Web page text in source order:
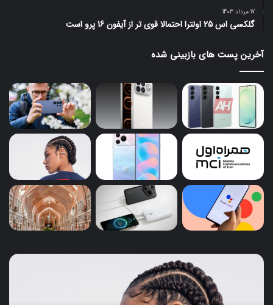
17 مرداد 1403
گلکسی اس 25 اولترا احتمالا قوی تر از آیفون 16 پرو است
آخرین پست های بازبینی شده
ایرباد